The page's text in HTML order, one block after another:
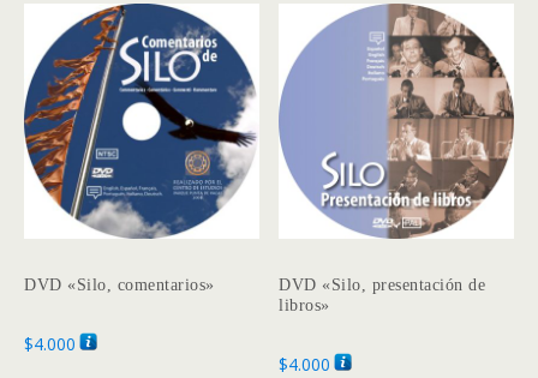
DVD «Silo, comentarios»
$4.000
DVD «Silo, presentación de
libros»
$4.000